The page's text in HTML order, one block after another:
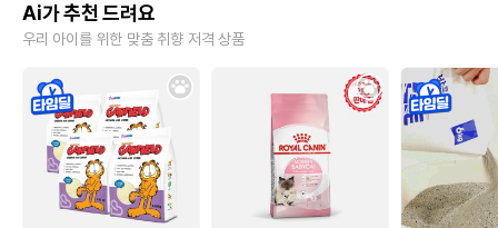
Ai가 추천 드려요
우리 아이를 위한 맞춤 취향 저격 상품